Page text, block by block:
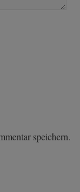
speichern.